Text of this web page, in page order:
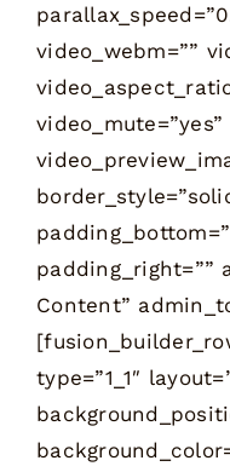
video_webm=””
padding_right=””
Content”
type=”1_1″